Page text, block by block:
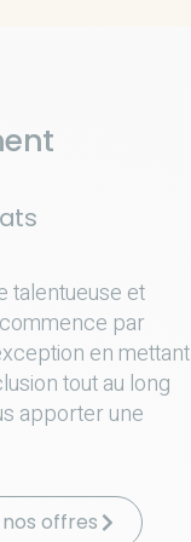
talentueuse et
par
en mettant
tout au long
apporter une
offres